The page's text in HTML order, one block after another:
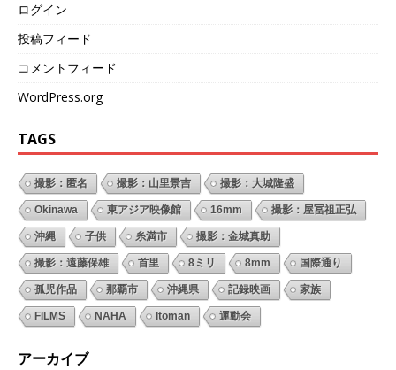
ログイン
投稿フィード
コメントフィード
WordPress.org
TAGS
撮影：匿名 撮影：山里景吉 撮影：大城隆盛
Okinawa 東アジア映像館 16mm 撮影：屋冨祖正弘
沖縄 子供 糸満市 撮影：金城真助
撮影：遠藤保雄 首里 8ミリ 8mm 国際通り
孤児作品 那覇市 沖縄県 記録映画 家族
FILMS NAHA Itoman 運動会
アーカイブ